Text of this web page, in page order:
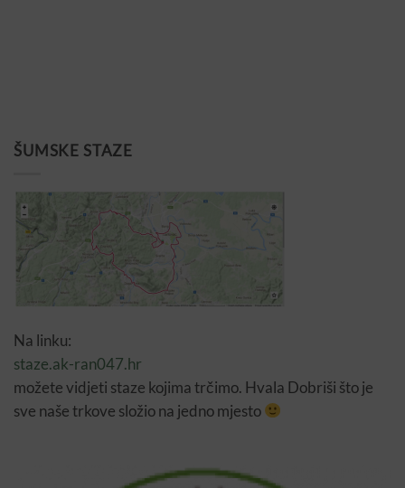
ŠUMSKE STAZE
Na linku:
staze.ak-ran047.hr
možete vidjeti staze kojima trčimo. Hvala Dobriši što je
sve naše trkove složio na jedno mjesto